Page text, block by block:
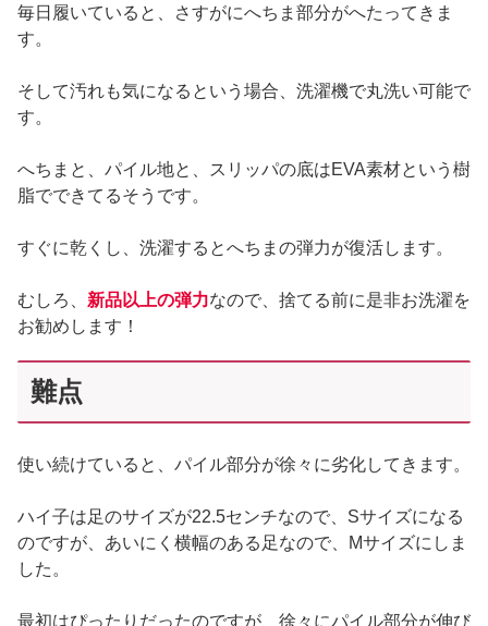
毎日履いていると、さすがにへちま部分がへたってきま
す。
そして汚れも気になるという場合、洗濯機で丸洗い可能で
す。
へちまと、パイル地と、スリッパの底はEVA素材という樹
脂でできてるそうです。
すぐに乾くし、洗濯するとへちまの弾力が復活します。
むしろ、 新品以上の弾力なので、捨てる前に是非お洗濯を
お勧めします！
難点
使い続けていると、パイル部分が徐々に劣化してきます。
ハイ子は足のサイズが22.5センチなので、Sサイズになる
のですが、あいにく横幅のある足なので、Mサイズにしま
した。
最初はぴったりだったのですが、徐々にパイル部分が伸び